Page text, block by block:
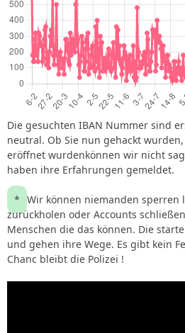
Die gesuchten IBAN Nummer sind
neutral. Ob Sie nun gehackt
eröffnet wurdenkönnen wir nicht
haben ihre Erfahrungen gemeldet.
* Wir können niemanden sperren
zurückholen oder Accounts
Menschen die das können. Die
und gehen ihre Wege. Es gibt kein
Chanc bleibt die Polizei !